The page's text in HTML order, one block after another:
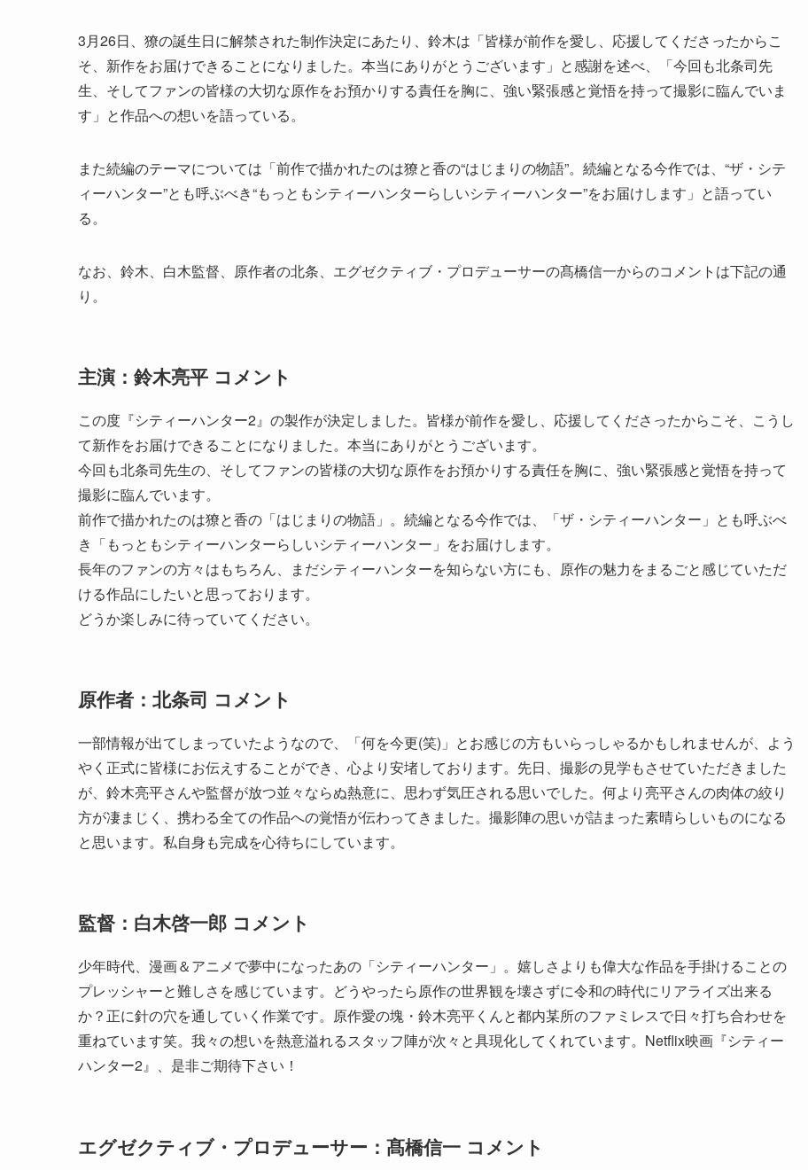
3月26日、獠の誕生日に解禁された制作決定にあたり、鈴木は「皆様が前作を愛し、応援してくださったからこ
そ、新作をお届けできることになりました。本当にありがとうございます」と感謝を述べ、「今回も北条司先
生、そしてファンの皆様の大切な原作をお預かりする責任を胸に、強い緊張感と覚悟を持って撮影に臨んでいま
す」と作品への想いを語っている。
また続編のテーマについては「前作で描かれたのは獠と香の“はじまりの物語”。続編となる今作では、“ザ・シテ
ィーハンター”とも呼ぶべき“もっともシティーハンターらしいシティーハンター”をお届けします」と語ってい
る。
なお、鈴木、白木監督、原作者の北条、エグゼクティブ・プロデューサーの髙橋信一からのコメントは下記の通
り。
主演：鈴木亮平 コメント
この度『シティーハンター2』の製作が決定しました。皆様が前作を愛し、応援してくださったからこそ、こうし
て新作をお届けできることになりました。本当にありがとうございます。
今回も北条司先生の、そしてファンの皆様の大切な原作をお預かりする責任を胸に、強い緊張感と覚悟を持って
撮影に臨んでいます。
前作で描かれたのは獠と香の「はじまりの物語」。続編となる今作では、「ザ・シティーハンター」とも呼ぶべ
き「もっともシティーハンターらしいシティーハンター」をお届けします。
長年のファンの方々はもちろん、まだシティーハンターを知らない方にも、原作の魅力をまるごと感じていただ
ける作品にしたいと思っております。
どうか楽しみに待っていてください。
原作者：北条司 コメント
一部情報が出てしまっていたようなので、「何を今更(笑)」とお感じの方もいらっしゃるかもしれませんが、よう
やく正式に皆様にお伝えすることができ、心より安堵しております。先日、撮影の見学もさせていただきました
が、鈴木亮平さんや監督が放つ並々ならぬ熱意に、思わず気圧される思いでした。何より亮平さんの肉体の絞り
方が凄まじく、携わる全ての作品への覚悟が伝わってきました。撮影陣の思いが詰まった素晴らしいものになる
と思います。私自身も完成を心待ちにしています。
監督：白木啓一郎 コメント
少年時代、漫画＆アニメで夢中になったあの「シティーハンター」。嬉しさよりも偉大な作品を手掛けることの
プレッシャーと難しさを感じています。どうやったら原作の世界観を壊さずに令和の時代にリアライズ出来る
か？正に針の穴を通していく作業です。原作愛の塊・鈴木亮平くんと都内某所のファミレスで日々打ち合わせを
重ねています笑。我々の想いを熱意溢れるスタッフ陣が次々と具現化してくれています。Netflix映画『シティー
ハンター2』、是非ご期待下さい！
エグゼクティブ・プロデューサー：髙橋信一 コメント